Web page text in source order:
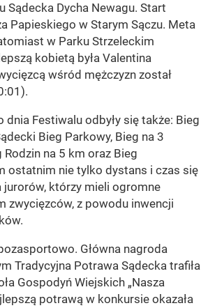
Sądecka Dycha Newagu. Start
Papieskiego w Starym Sączu. Meta
w Parku Strzeleckim
kobietą była Valentina
wśród mężczyzn został
Festiwalu odbyły się także: Bieg
Bieg Parkowy, Bieg na 3
na 5 km oraz Bieg
ostatnim nie tylko dystans i czas się
jurorów, którzy mieli ogromne
zwycięzców, z powodu inwencji
Główna nagroda
Tradycyjna Potrawa Sądecka trafiła
Gospodyń Wiejskich „Nasza
potrawą w konkursie okazała